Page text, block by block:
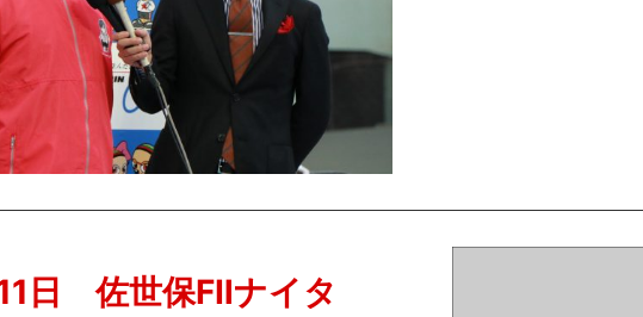
日 佐世保FⅡナイタ